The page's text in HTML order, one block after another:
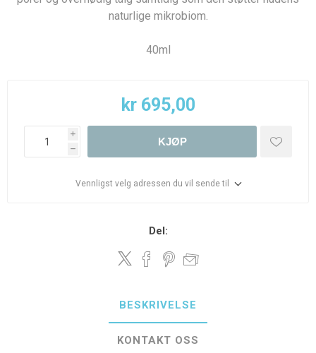
naturlige mikrobiom.
40ml
kr 695,00
i
h
KJØP
Vennligst velg adressen du vil sende til
Del:
BESKRIVELSE
KONTAKT OSS